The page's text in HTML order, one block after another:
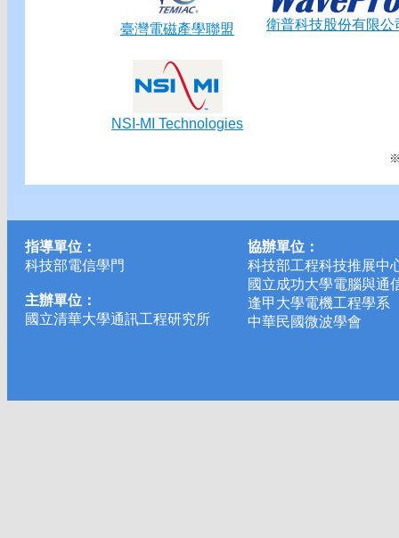
臺灣電磁產學聯盟 衛普科技股份有限公
NSI-MI Technologies
指導單位：
科技部電信學門
主辦單位：
國立清華大學通訊工程研究所
協辦單位：
科技部工程科技推展中
國立成功大學電腦與通
逢甲大學電機工程學系
中華民國微波學會